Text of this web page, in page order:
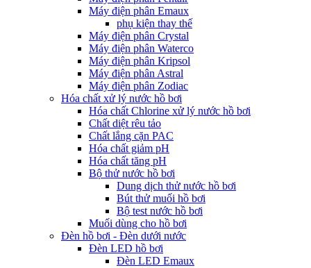
Máy điện phân Emaux
phụ kiện thay thế
Máy điện phân Crystal
Máy điện phân Waterco
Máy điện phân Kripsol
Máy điện phân Astral
Máy điện phân Zodiac
Hóa chất xử lý nước hồ bơi
Hóa chất Chlorine xử lý nước hồ bơi
Chất diệt rêu tảo
Chất lắng cặn PAC
Hóa chất giảm pH
Hóa chất tăng pH
Bộ thử nước hồ bơi
Dung dịch thử nước hồ bơi
Bút thử muối hồ bơi
Bộ test nước hồ bơi
Muối dùng cho hồ bơi
Đèn hồ bơi - Đèn dưới nước
Đèn LED hồ bơi
Đèn LED Emaux